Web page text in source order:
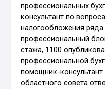
профессиональных
консультант по
налогообложения
профессиональный
стажа, 1100
профессиональной
помощник-
областного совета